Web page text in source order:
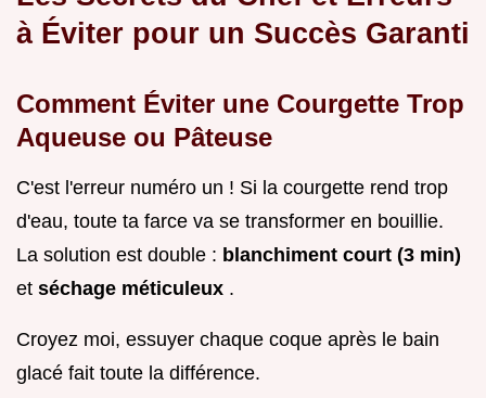
à Éviter pour un Succès Garanti
Comment Éviter une Courgette Trop
Aqueuse ou Pâteuse
C'est l'erreur numéro un ! Si la courgette rend trop
d'eau, toute ta farce va se transformer en bouillie.
La solution est double : blanchiment court (3 min)
et séchage méticuleux .
Croyez moi, essuyer chaque coque après le bain
glacé fait toute la différence.